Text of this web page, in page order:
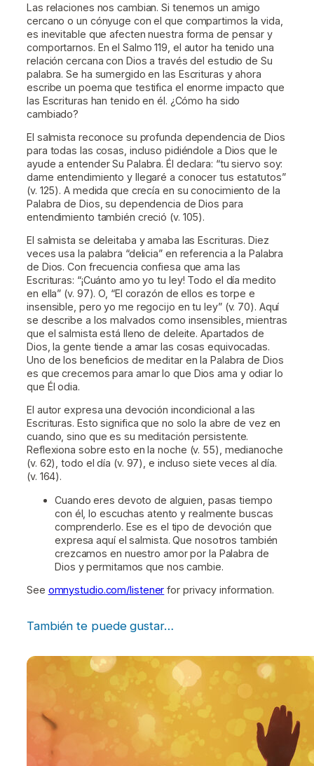
Las relaciones nos cambian. Si tenemos un amigo
cercano o un cónyuge con el que compartimos la vida,
es inevitable que afecten nuestra forma de pensar y
comportarnos. En el Salmo 119, el autor ha tenido una
relación cercana con Dios a través del estudio de Su
palabra. Se ha sumergido en las Escrituras y ahora
escribe un poema que testifica el enorme impacto que
las Escrituras han tenido en él. ¿Cómo ha sido
cambiado?
El salmista reconoce su profunda dependencia de Dios
para todas las cosas, incluso pidiéndole a Dios que le
ayude a entender Su Palabra. Él declara: “tu siervo soy:
dame entendimiento y llegaré a conocer tus estatutos”
(v. 125). A medida que crecía en su conocimiento de la
Palabra de Dios, su dependencia de Dios para
entendimiento también creció (v. 105).
El salmista se deleitaba y amaba las Escrituras. Diez
veces usa la palabra “delicia” en referencia a la Palabra
de Dios. Con frecuencia confiesa que ama las
Escrituras: “¡Cuánto amo yo tu ley! Todo el día medito
en ella” (v. 97). O, “El corazón de ellos es torpe e
insensible, pero yo me regocijo en tu ley” (v. 70). Aquí
se describe a los malvados como insensibles, mientras
que el salmista está lleno de deleite. Apartados de
Dios, la gente tiende a amar las cosas equivocadas.
Uno de los beneficios de meditar en la Palabra de Dios
es que crecemos para amar lo que Dios ama y odiar lo
que Él odia.
El autor expresa una devoción incondicional a las
Escrituras. Esto significa que no solo la abre de vez en
cuando, sino que es su meditación persistente.
Reflexiona sobre esto en la noche (v. 55), medianoche
(v. 62), todo el día (v. 97), e incluso siete veces al día.
(v. 164).
Cuando eres devoto de alguien, pasas tiempo
con él, lo escuchas atento y realmente buscas
comprenderlo. Ese es el tipo de devoción que
expresa aquí el salmista. Que nosotros también
crezcamos en nuestro amor por la Palabra de
Dios y permitamos que nos cambie.
See omnystudio.com/listener for privacy information.
También te puede gustar…